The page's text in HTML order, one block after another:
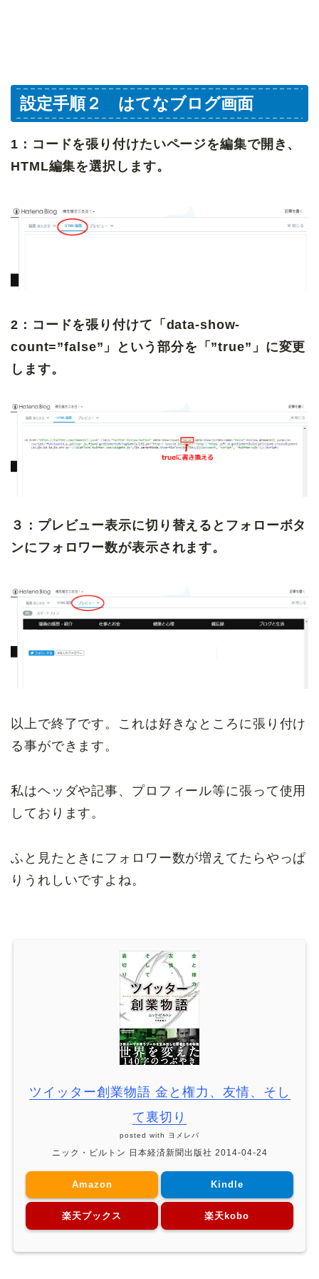
設定手順２ はてなブログ画面
1：コードを張り付けたいページを編集で開き、
HTML編集を選択します。
2：コードを張り付けて「data-show-
count=”false”」という部分を「”true”」に変更
します。
３：プレビュー表示に切り替えるとフォローボタ
ンにフォロワー数が表示されます。
以上で終了です。これは好きなところに張り付け
る事ができます。
私はヘッダや記事、プロフィール等に張って使用
しております。
ふと見たときにフォロワー数が増えてたらやっぱ
りうれしいですよね。
ツイッター創業物語 金と権力、友情、そし
て裏切り
posted with ヨメレバ
ニック・ビルトン 日本経済新聞出版社 2014-04-24
Amazon Kindle
楽天ブックス 楽天kobo